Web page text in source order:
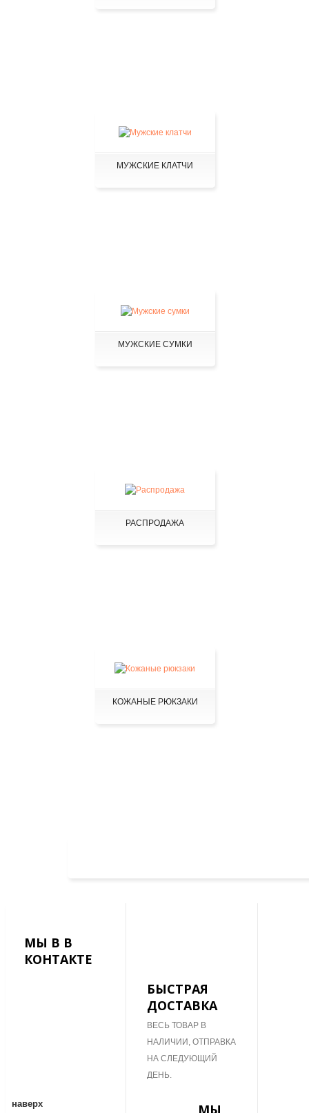
МУЖСКИЕ КЛАТЧИ
МУЖСКИЕ СУМКИ
РАСПРОДАЖА
КОЖАНЫЕ РЮКЗАКИ
МЫ В В
КОНТАКТЕ
БЫСТРАЯ
ДОСТАВКА
ВЕСЬ ТОВАР В
НАЛИЧИИ, ОТПРАВКА
НА СЛЕДУЮЩИЙ
ДЕНЬ.
МЫ
наверх